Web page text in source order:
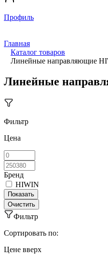
Профиль
Главная
Каталог товаров
Линейные направляющие
Линейные
Фильтр
Цена
Бренд
HIWIN
Фильтр
Сортировать по:
Ценe вверх